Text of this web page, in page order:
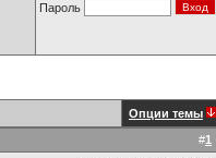
Пароль
Опции темы
#1